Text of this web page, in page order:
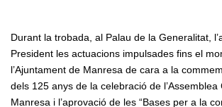
Durant la trobada, al Palau de la Generalitat,
President les actuacions impulsades fins el
l’Ajuntament de Manresa de cara a la
dels 125 anys de la celebració de l’Assemblea
Manresa i l’aprovació de les “Bases per a la